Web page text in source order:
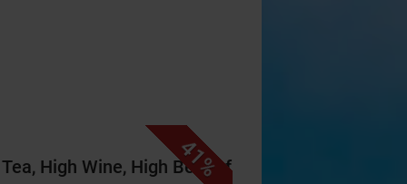
41%
High Wine, High Beer of